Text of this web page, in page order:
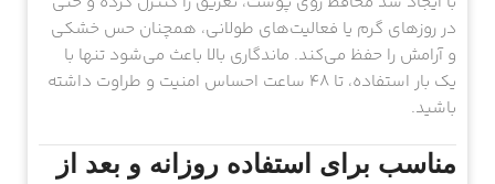
در روزهای گرم یا فعالیت‌های طولانی، همچنان حس خشکی
و آرامش را حفظ می‌کند. ماندگاری بالا باعث می‌شود تنها با
یک بار استفاده، تا ۴۸ ساعت احساس امنیت و طراوت داشته
باشید.
مناسب برای استفاده روزانه و بعد از